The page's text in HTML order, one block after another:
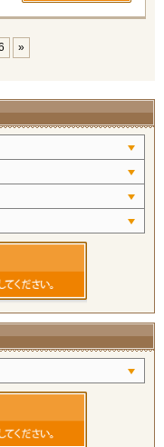
»